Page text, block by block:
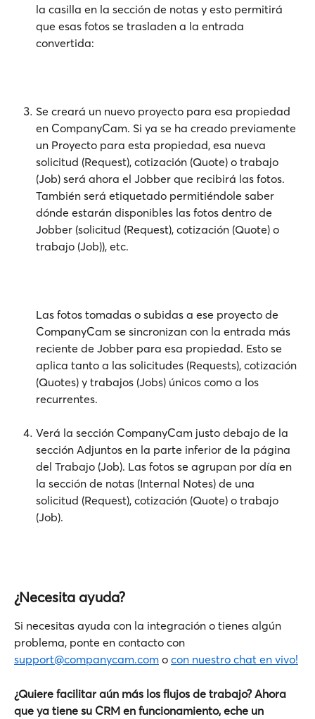
la casilla en la sección de notas y esto permitirá
que esas fotos se trasladen a la entrada
convertida:
Se creará un nuevo proyecto para esa propiedad
en CompanyCam. Si ya se ha creado previamente
un Proyecto para esta propiedad, esa nueva
solicitud (Request), cotización (Quote) o trabajo
(Job) será ahora el Jobber que recibirá las fotos.
También será etiquetado permitiéndole saber
dónde estarán disponibles las fotos dentro de
Jobber (solicitud (Request), cotización (Quote) o
trabajo (Job)), etc.
Las fotos tomadas o subidas a ese proyecto de
CompanyCam se sincronizan con la entrada más
reciente de Jobber para esa propiedad. Esto se
aplica tanto a las solicitudes (Requests), cotización
(Quotes) y trabajos (Jobs) únicos como a los
recurrentes.
Verá la sección CompanyCam justo debajo de la
sección Adjuntos en la parte inferior de la página
del Trabajo (Job). Las fotos se agrupan por día en
la sección de notas (Internal Notes) de una
solicitud (Request), cotización (Quote) o trabajo
(Job).
¿Necesita ayuda?
Si necesitas ayuda con la integración o tienes algún
problema, ponte en contacto con
support@companycam.com o con nuestro chat en vivo!
¿Quiere facilitar aún más los flujos de trabajo? Ahora
que ya tiene su CRM en funcionamiento, eche un